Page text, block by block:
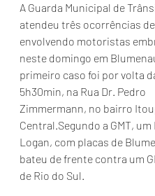
A Guarda Municipal de
atendeu três ocorrências
envolvendo motoristas
neste domingo em
primeiro caso foi por volta
5h30min, na Rua Dr. Pedro
Zimmermann, no bairro
Central.Segundo a GMT,
Logan, com placas de
bateu de frente contra um
de Rio do Sul.